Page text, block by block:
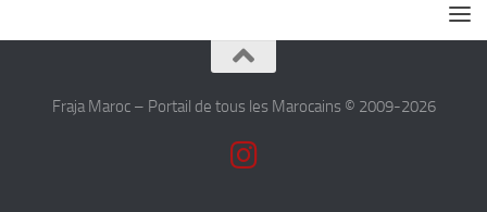
Fraja Maroc – Portail de tous les Marocains © 2009-2026